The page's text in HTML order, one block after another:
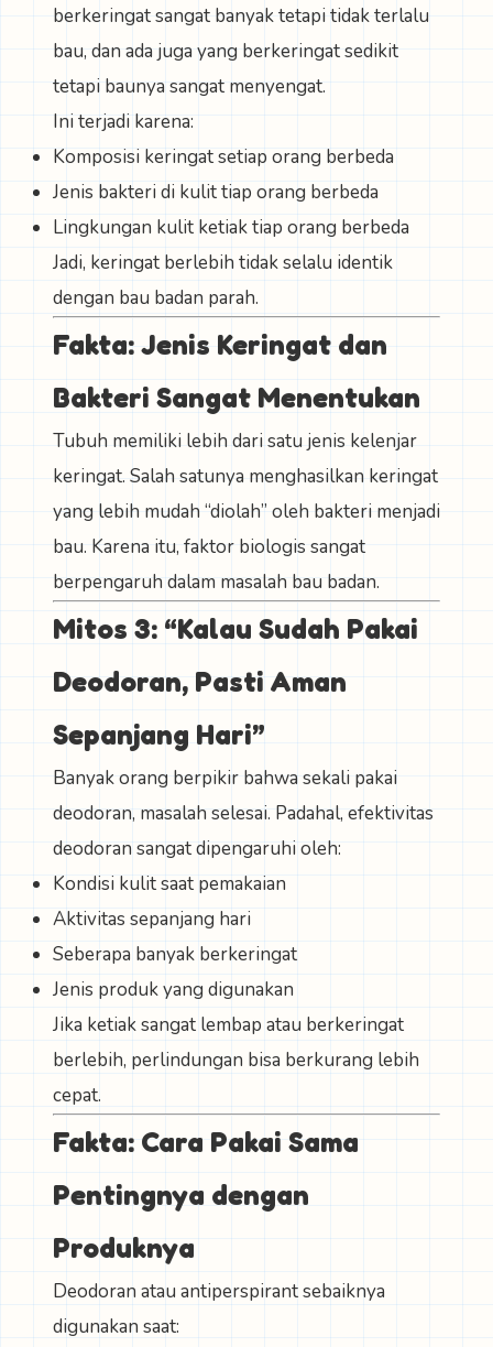
berkeringat sangat banyak tetapi tidak terlalu
bau, dan ada juga yang berkeringat sedikit
tetapi baunya sangat menyengat.
Ini terjadi karena:
Komposisi keringat setiap orang berbeda
Jenis bakteri di kulit tiap orang berbeda
Lingkungan kulit ketiak tiap orang berbeda
Jadi, keringat berlebih tidak selalu identik
dengan bau badan parah.
Fakta: Jenis Keringat dan
Bakteri Sangat Menentukan
Tubuh memiliki lebih dari satu jenis kelenjar
keringat. Salah satunya menghasilkan keringat
yang lebih mudah “diolah” oleh bakteri menjadi
bau. Karena itu, faktor biologis sangat
berpengaruh dalam masalah bau badan.
Mitos 3: “Kalau Sudah Pakai
Deodoran, Pasti Aman
Sepanjang Hari”
Banyak orang berpikir bahwa sekali pakai
deodoran, masalah selesai. Padahal, efektivitas
deodoran sangat dipengaruhi oleh:
Kondisi kulit saat pemakaian
Aktivitas sepanjang hari
Seberapa banyak berkeringat
Jenis produk yang digunakan
Jika ketiak sangat lembap atau berkeringat
berlebih, perlindungan bisa berkurang lebih
cepat.
Fakta: Cara Pakai Sama
Pentingnya dengan
Produknya
Deodoran atau antiperspirant sebaiknya
digunakan saat: